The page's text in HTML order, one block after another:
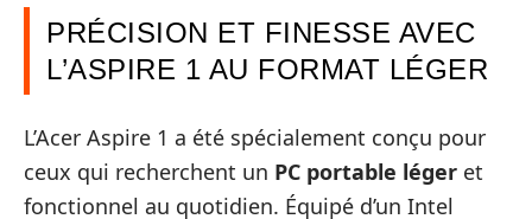
PRÉCISION ET FINESSE AVEC
L’ASPIRE 1 AU FORMAT LÉGER
L’Acer Aspire 1 a été spécialement conçu pour
ceux qui recherchent un PC portable léger et
fonctionnel au quotidien. Équipé d’un Intel